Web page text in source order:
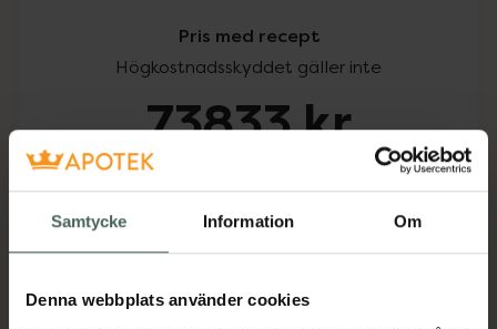
Samtycke Information Om
Denna webbplats använder cookies
Pris med recept
Högkostnadsskyddet gäller inte
73833 kr
Köp via ditt recept
Aktuella erbjudanden